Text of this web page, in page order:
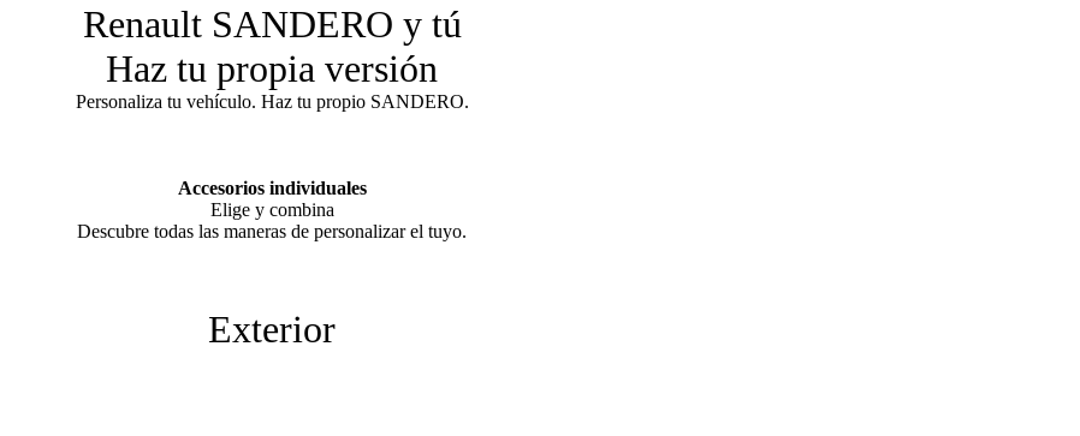
Renault SANDERO y tú
Haz tu propia versión
Personaliza tu vehículo. Haz tu propio SANDERO.
Accesorios individuales
Elige y combina
Descubre todas las maneras de personalizar el tuyo.
Exterior